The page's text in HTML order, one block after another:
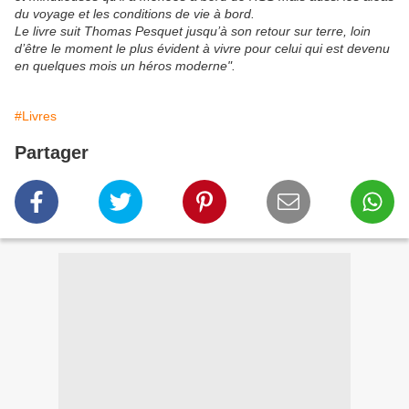
du voyage et les conditions de vie à bord.
Le livre suit Thomas Pesquet jusqu’à son retour sur terre, loin
d’être le moment le plus évident à vivre pour celui qui est devenu
en quelques mois un héros moderne".
#Livres
Partager